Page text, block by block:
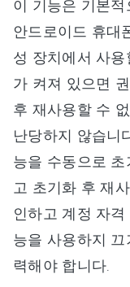
이 기능은 기본
안드로이드 휴대
성 장치에서 사
가 켜져 있으면
후 재사용할 수
난당하지 않습니
능을 수동으로
고 초기화 후 재
인하고 계정 자
능을 사용하지
력해야 합니다.